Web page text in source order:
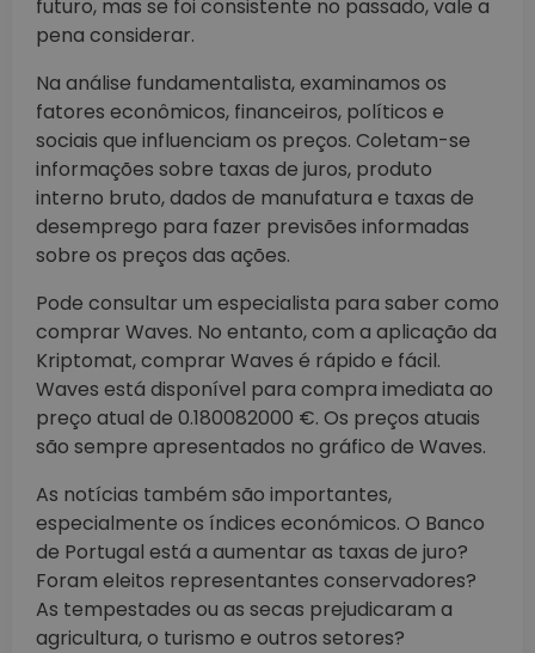
futuro, mas se foi consistente no passado, vale a
pena considerar.
Na análise fundamentalista, examinamos os
fatores econômicos, financeiros, políticos e
sociais que influenciam os preços. Coletam-se
informações sobre taxas de juros, produto
interno bruto, dados de manufatura e taxas de
desemprego para fazer previsões informadas
sobre os preços das ações.
Pode consultar um especialista para saber como
comprar Waves. No entanto, com a aplicação da
Kriptomat, comprar Waves é rápido e fácil.
Waves está disponível para compra imediata ao
preço atual de 0.180082000 €. Os preços atuais
são sempre apresentados no gráfico de Waves.
As notícias também são importantes,
especialmente os índices económicos. O Banco
de Portugal está a aumentar as taxas de juro?
Foram eleitos representantes conservadores?
As tempestades ou as secas prejudicaram a
agricultura, o turismo e outros setores?